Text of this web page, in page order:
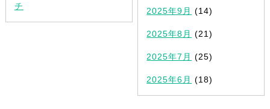
チ
2025年9月 (14)
2025年8月 (21)
2025年7月 (25)
2025年6月 (18)